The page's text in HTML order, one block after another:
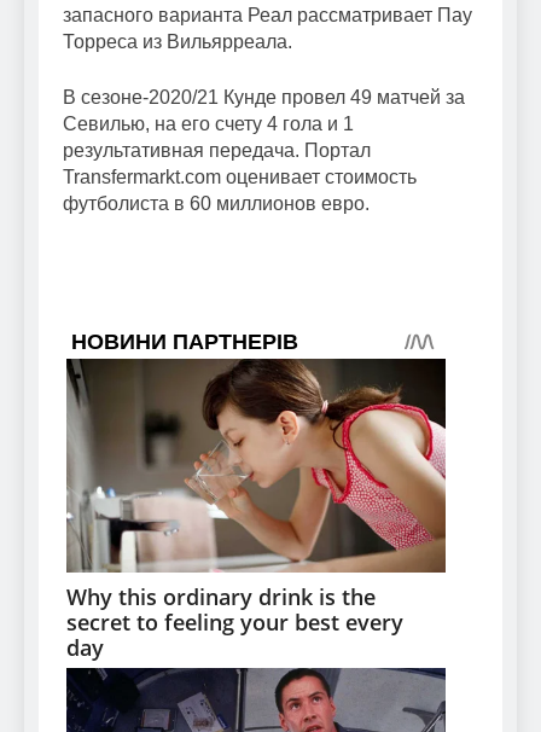
запасного варианта Реал рассматривает Пау
Торреса из Вильярреала.
В сезоне-2020/21 Кунде провел 49 матчей за
Севилью, на его счету 4 гола и 1
результативная передача. Портал
Transfermarkt.com оценивает стоимость
футболиста в 60 миллионов евро.